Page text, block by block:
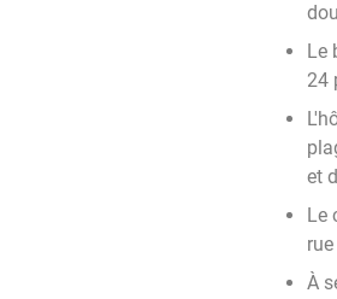
Le
24
et
Le
rue
À